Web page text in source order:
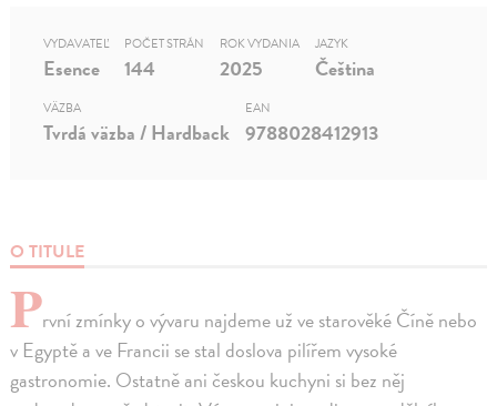
O TITULE
První zmínky o vývaru najdeme už ve starověké Číně nebo
v Egyptě a ve Francii se stal doslova pilířem vysoké
gastronomie. Ostatně ani českou kuchyni si bez něj
VYDAVATEĽ
Esence
POČET STRÁN
144
ROK VYDANIA
2025
JAZYK
Čeština
VÄZBA
Tvrdá väzba / Hardback
EAN
9788028412913